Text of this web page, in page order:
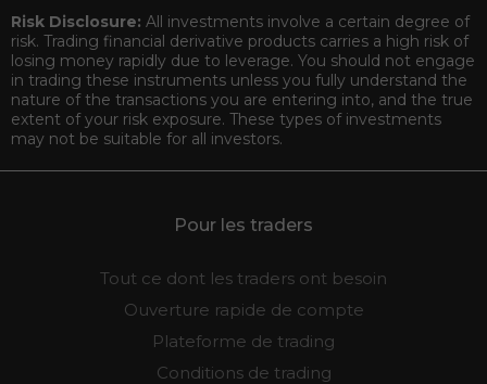
Risk Disclosure: All investments involve a certain degree of
risk. Trading financial derivative products carries a high risk of
losing money rapidly due to leverage. You should not engage
in trading these instruments unless you fully understand the
nature of the transactions you are entering into, and the true
extent of your risk exposure. These types of investments
may not be suitable for all investors.
Pour les traders
Tout ce dont les traders ont besoin
Ouverture rapide de compte
Plateforme de trading
Conditions de trading